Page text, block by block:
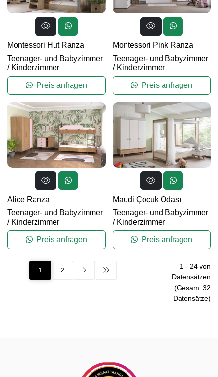
Montessori Hut Ranza
Teenager- und Babyzimmer
/ Kinderzimmer
Preis anfragen
Montessori Pink Ranza
Teenager- und Babyzimmer
/ Kinderzimmer
Preis anfragen
Alice Ranza
Teenager- und Babyzimmer
/ Kinderzimmer
Preis anfragen
Maudi Çocuk Odası
Teenager- und Babyzimmer
/ Kinderzimmer
Preis anfragen
1 2
1 - 24von
Datensätzen
(Gesamt 32
Datensätze)